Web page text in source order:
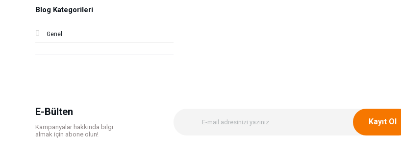
Blog Kategorileri
Genel
E-Bülten
Kampanyalar hakkında bilgi
almak için abone olun!
Kayıt Ol